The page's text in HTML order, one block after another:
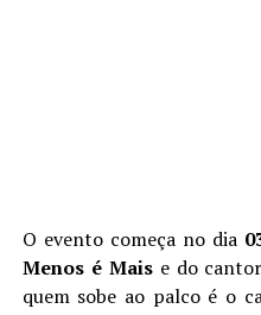
O evento começa no dia
Menos é Maise do cantor
quem sobe ao palco é o